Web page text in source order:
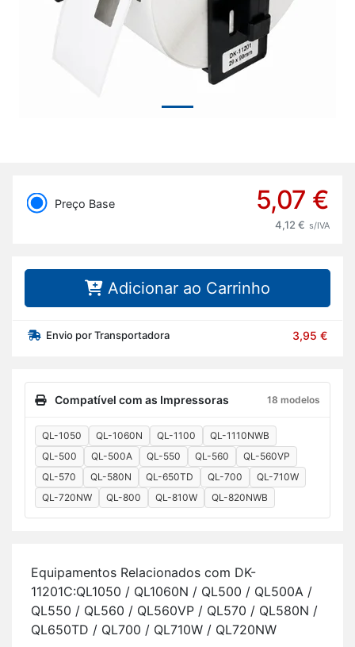
Preço Base 5,07 €
4,12 € s/IVA
Adicionar ao Carrinho
Envio por Transportadora 3,95 €
Compatível com as Impressoras 18 modelos
QL-1050 QL-1060N QL-1100
QL-1110NWB
QL-500
QL-500A QL-550 QL-560
QL-560VP
QL-570
QL-580N QL-650TD QL-700
QL-710W
QL-720NW
QL-800 QL-810W QL-820NWB
Equi­pa­mentos Re­la­ci­o­nados com DK-
11201C:QL1050 / QL1060N / QL500 / QL500A /
QL550 / QL560 / QL560VP / QL570 / QL580N /
QL650TD / QL700 / QL710W / QL720NW